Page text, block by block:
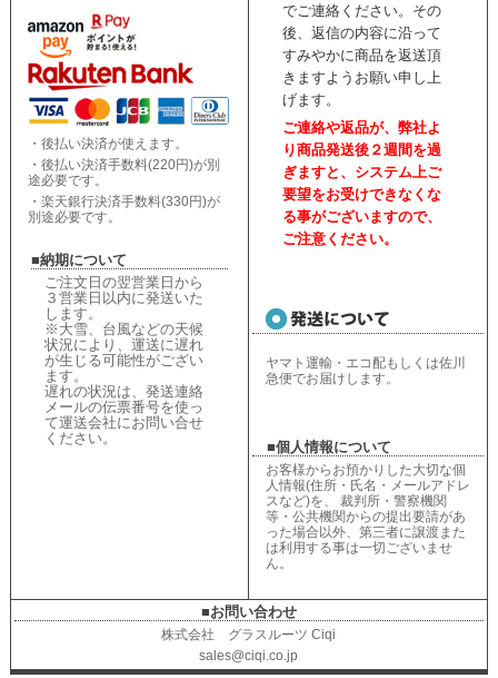
・後払い決済が使えます。
・後払い決済手数料(220円)が別
途必要です。
・楽天銀行決済手数料(330円)が
別途必要です。
■納期について
ご注文日の翌営業日から
３営業日以内に発送いた
します。
※大雪、台風などの天候
状況により、 運送に遅れ
が生じる可能性がござい
ます。
遅れの状況は、 発送連絡
メールの伝票番号を使っ
て運送会社にお問い合せ
ください。
でご連絡ください。 その
後、返信の内容に沿って
すみやかに商品を返送頂
きますようお願い申し上
げます。
ご連絡や返品が、弊社よ
り商品発送後２週間を過
ぎますと、 システム上ご
要望をお受けできなくな
る事がございますので、
ご注意ください。
ヤマト運輸・エコ配もしくは佐川
急便でお届けします。
■個人情報について
お客様からお預かりした大切な個
人情報(住所・氏名・メールアドレ
スなど)を、 裁判所・警察機関
等・公共機関からの提出要請があ
った場合以外、第三者に譲渡また
は利用する事は一切ございませ
ん。
■お問い合わせ
株式会社 グラスルーツ Ciqi
sales@ciqi.co.jp